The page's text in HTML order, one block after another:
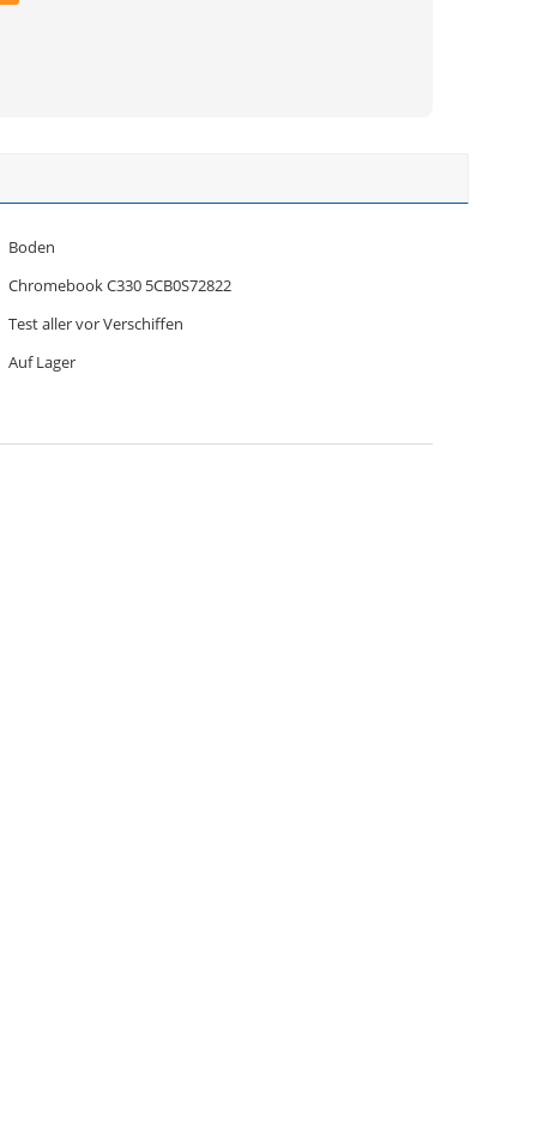
Boden
Chromebook C330 5CB0S72822
Test aller vor Verschiffen
Auf Lager